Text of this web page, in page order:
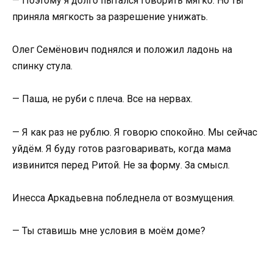
приняла мягкость за разрешение унижать.
Олег Семёнович поднялся и положил ладонь на
спинку стула.
— Паша, не руби с плеча. Все на нервах.
— Я как раз не рублю. Я говорю спокойно. Мы сейчас
уйдём. Я буду готов разговаривать, когда мама
извинится перед Ритой. Не за форму. За смысл.
Инесса Аркадьевна побледнела от возмущения.
— Ты ставишь мне условия в моём доме?